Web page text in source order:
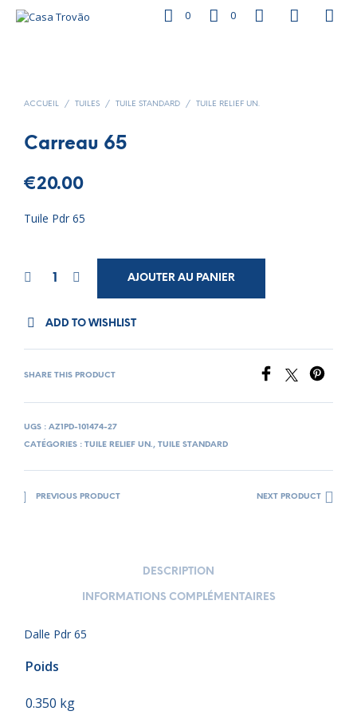
0 0
ACCUEIL / TUILES / TUILE STANDARD / TUILE RELIEF UN.
Carreau 65
€20.00
Tuile Pdr 65
AJOUTER AU PANIER
ADD TO WISHLIST
SHARE THIS PRODUCT
UGS : AZ1PD-101474-27
CATÉGORIES : TUILE RELIEF UN., TUILE STANDARD
PREVIOUS PRODUCT NEXT PRODUCT
DESCRIPTION
INFORMATIONS COMPLÉMENTAIRES
Dalle Pdr 65
Poids
0.350 kg